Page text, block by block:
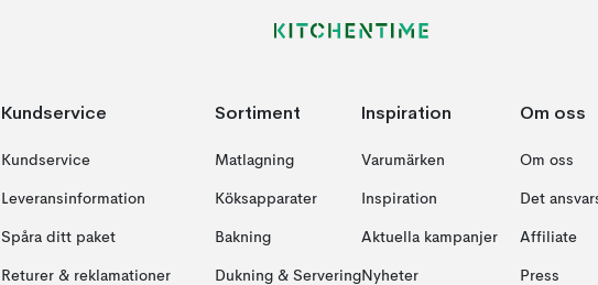
Kundservice
Kundservice
Leveransinformation
Spåra ditt paket
Returer & reklamationer
Sortiment
Matlagning
Köksapparater
Bakning
Dukning & Servering
Inspiration
Varumärken
Inspiration
Aktuella kampanjer
Nyheter
Om oss
Om oss
Det
Affiliate
Press